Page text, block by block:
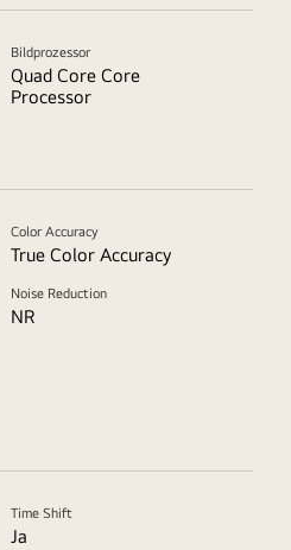
Bildprozessor
Quad Core Core
Processor
Color Accuracy
True Color Accuracy
Noise Reduction
NR
Time Shift
Ja